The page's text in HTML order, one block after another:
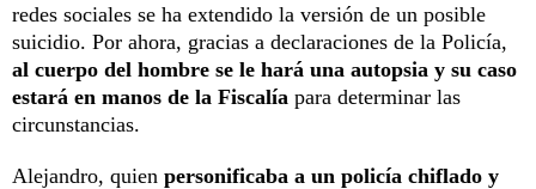
redes sociales se ha extendido la versión de un posible
suicidio. Por ahora, gracias a declaraciones de la Policía,
al cuerpo del hombre se le hará una autopsia y su caso
estará en manos de la Fiscalía para determinar las
circunstancias.
Alejandro, quien personificaba a un policía chiflado y